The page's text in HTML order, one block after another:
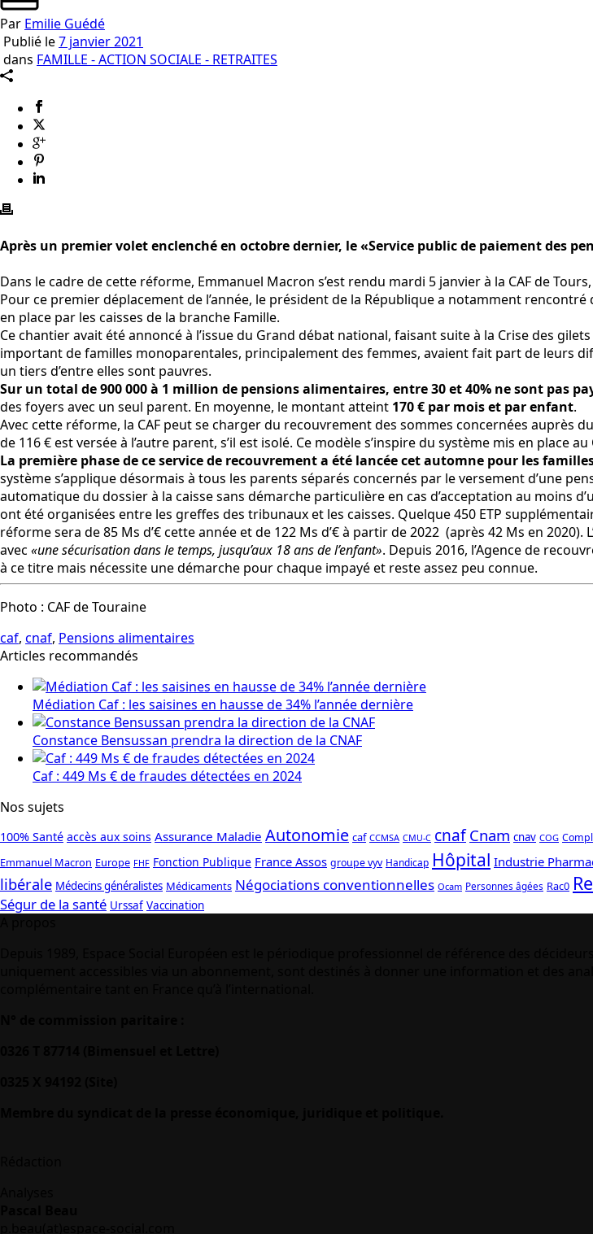
Par Emilie Guédé
Publié le7 janvier 2021
dans FAMILLE - ACTION SOCIALE - RETRAITES
Après un premier volet enclenché en octobre dernier, le «Service public de paiement des
Dans le cadre de cette réforme, Emmanuel Macron s’est rendu mardi 5 janvier à la CAF de Tours,
Pour ce premier déplacement de l’année, le président de la République a notamment
en place par les caisses de la branche Famille.
Ce chantier avait été annoncé à l’issue du Grand débat national, faisant suite à la Crise des
important de familles monoparentales, principalement des femmes, avaient fait part de leurs
un tiers d’entre elles sont pauvres.
Sur un total de 900 000 à 1 million de pensions alimentaires, entre 30 et 40% ne sont pas
des foyers avec un seul parent. En moyenne, le montant atteint 170 € par mois et par enfant.
Avec cette réforme, la CAF peut se charger du recouvrement des sommes concernées
de 116 € est versée à l’autre parent, s’il est isolé. Ce modèle s’inspire du système mis en place
La première phase de ce service de recouvrement a été lancée cet automne pour les
système s’applique désormais à tous les parents séparés concernés par le versement d’une
automatique du dossier à la caisse sans démarche particulière en cas d’acceptation au moins
ont été organisées entre les greffes des tribunaux et les caisses. Quelque 450 ETP
réforme sera de 85 Ms d’€ cette année et de 122 Ms d’€ à partir de 2022 (après 42 Ms en 2020).
avec «une sécurisation dans le temps, jusqu’aux 18 ans de l’enfant». Depuis 2016, l’Agence de
à ce titre mais nécessite une démarche pour chaque impayé et reste assez peu connue.
Photo : CAF de Touraine
caf, cnaf, Pensions alimentaires
Articles recommandés
Médiation Caf : les saisines en hausse de 34% l’année dernière
Constance Bensussan prendra la direction de la CNAF
Caf : 449 Ms € de fraudes détectées en 2024
Nos sujets
100% Santé accès aux soins Assurance Maladie Autonomie caf CCMSA CMU-C cnaf Cnam cnav COG
Emmanuel Macron Europe FHF Fonction Publique France Assos groupe vyv Handicap Hôpital Industrie
libérale Médecins généralistes Médicaments Négociations conventionnelles Ocam Personnes âgées Rac0
Ségur de la santé Urssaf Vaccination